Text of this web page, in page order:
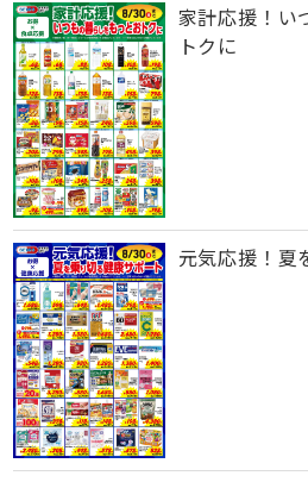
家計応援！い
トクに
元気応援！夏